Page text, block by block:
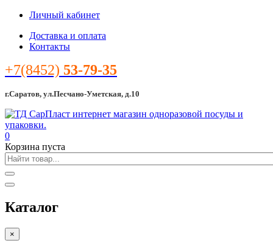
Личный кабинет
Доставка и оплата
Контакты
+7(8452) 53-79-35
г.Саратов, ул.Песчано-Уметская, д.10
0
Корзина пуста
Каталог
×